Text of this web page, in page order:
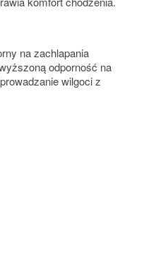
na zachlapania
odporność na
wilgoci z